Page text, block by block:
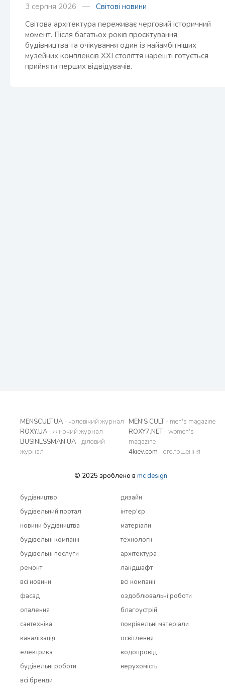
3 серпня 2026 — Світові новини
Світова архітектура переживає черговий історичний
момент. Після багатьох років проєктування,
будівництва та очікування один із найамбітніших
музейних комплексів XXI століття нарешті готується
прийняти перших відвідувачів.
MENSCULT.UA - чоловічий журнал
ROXY.UA - жіночий журнал
BUSINESSMAN.UA - діловий
журнал
MEN'S CULT- men's magazine
ROXY7.NET- women's
magazine
4kiev.com - оголошення
© 2025 зроблено в mc design
будівництво
будівельний портал
новини будівництва
будівельні компанії
будівельні послуги
ремонт
всi новини
дизайн
інтер'єр
матеріали
технології
архітектура
ландшафт
всi компанії
фасад
опалення
сантехніка
каналізація
електрика
будівельні роботи
всi бренди
оздоблювальні роботи
благоустрій
покрівельні матеріали
освітлення
водопровід
нерухомість